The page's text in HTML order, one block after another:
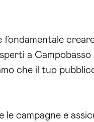
fondamentale
a
che il tuo
campagne e